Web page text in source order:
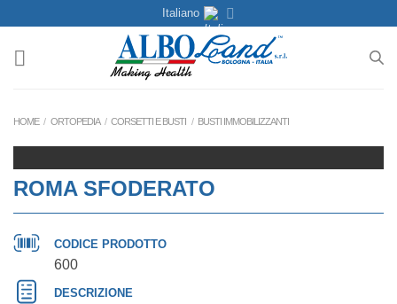
contenuti
Italiano
HOME / ORTOPEDIA / CORSETTI E BUSTI / BUSTI IMMOBILIZZANTI
ROMA SFODERATO
CODICE PRODOTTO
600
DESCRIZIONE